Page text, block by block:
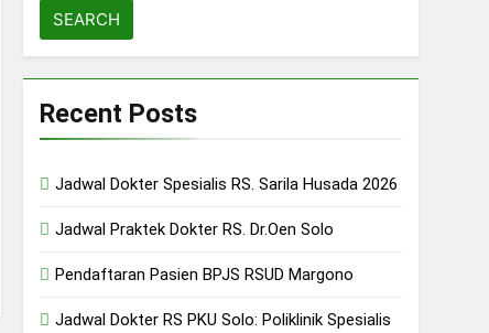
Recent Posts
Jadwal Dokter Spesialis RS. Sarila Husada 2026
Jadwal Praktek Dokter RS. Dr.Oen Solo
Pendaftaran Pasien BPJS RSUD Margono
Jadwal Dokter RS PKU Solo: Poliklinik Spesialis